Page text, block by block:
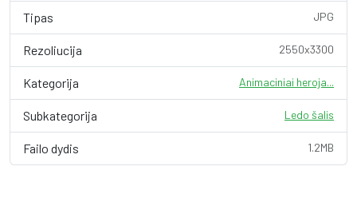
Tipas JPG
Rezoliucija 2550x3300
Kategorija Animaciniai heroja...
Subkategorija Ledo šalis
Failo dydis 1.2MB